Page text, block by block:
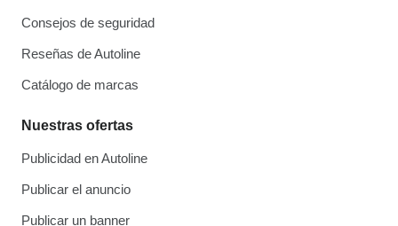
Consejos de seguridad
Reseñas de Autoline
Catálogo de marcas
Nuestras ofertas
Publicidad en Autoline
Publicar el anuncio
Publicar un banner